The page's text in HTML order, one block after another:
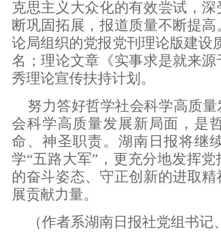
克思主义大众化的有效尝试，
断巩固拓展，报道质量不断提
论局组织的党报党刊理论版建设
名；理论文章《实事求是就来
秀理论宣传扶持计划。
努力答好哲学社会科学高质
会科学高质量发展新局面，是
命、神圣职责。湖南日报将继
学“五路大军”，更充分地发挥
的奋斗姿态、守正创新的进取
展贡献力量。
（作者系湖南日报社党组书记